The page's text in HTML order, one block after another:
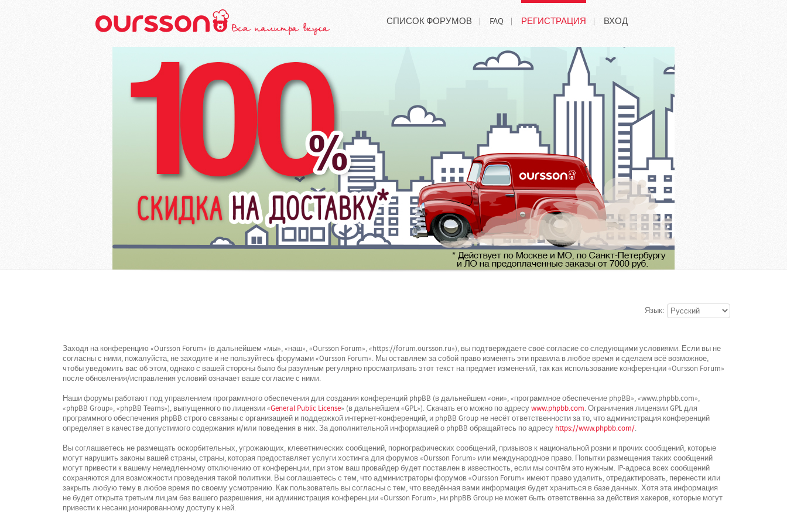
СПИСОК ФОРУМОВ FAQ РЕГИСТРАЦИЯ ВХОД
Язык:
Заходя на конференцию «Oursson Forum» (в дальнейшем «мы», «наш», «Oursson Forum», «https://forum.oursson.ru»), вы подтверждаете своё согласие со следующими условиями. Если вы не
согласны с ними, пожалуйста, не заходите и не пользуйтесь форумами «Oursson Forum». Мы оставляем за собой право изменять эти правила в любое время и сделаем всё возможное,
чтобы уведомить вас об этом, однако с вашей стороны было бы разумным регулярно просматривать этот текст на предмет изменений, так как использование конференции «Oursson Forum»
после обновления/исправления условий означает ваше согласие с ними.
Наши форумы работают под управлением программного обеспечения для создания конференций phpBB (в дальнейшем «они», «программное обеспечение phpBB», «www.phpbb.com»,
«phpBB Group», «phpBB Teams»), выпущенного по лицензии «General Public License» (в дальнейшем «GPL»). Скачать его можно по адресуwww.phpbb.com. Ограничения лицензии GPL для
программного обеспечения phpBB строго связаны с организацией и поддержкой интернет-конференций, и phpBB Group не несёт ответственности за то, что администрация конференций
определяет в качестве допустимого содержания и/или поведения в них. За дополнительной информацией о phpBB обращайтесь по адресу https://www.phpbb.com/.
Вы соглашаетесь не размещать оскорбительных, угрожающих, клеветнических сообщений, порнографических сообщений, призывов к национальной розни и прочих сообщений, которые
могут нарушить законы вашей страны, страны, которая предоставляет услуги хостинга для форумов «Oursson Forum» или международное право. Попытки размещения таких сообщений
могут привести к вашему немедленному отключению от конференции, при этом ваш провайдер будет поставлен в известность, если мы сочтём это нужным. IP-адреса всех сообщений
сохраняются для возможности проведения такой политики. Вы соглашаетесь с тем, что администраторы форумов «Oursson Forum» имеют право удалить, отредактировать, перенести или
закрыть любую тему в любое время по своему усмотрению. Как пользователь вы согласны с тем, что введённая вами информация будет храниться в базе данных. Хотя эта информация
не будет открыта третьим лицам без вашего разрешения, ни администрация конференции «Oursson Forum», ни phpBB Group не может быть ответственна за действия хакеров, которые могут
привести к несанкционированному доступу к ней.